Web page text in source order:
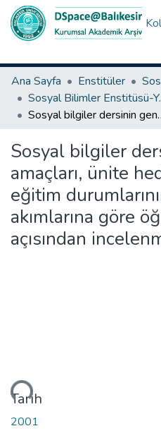
Ana Sayfa
Enstitüler
Sosyal
Sosyal bilgiler dersinin genel amaçları, ünite
Sosyal bilgiler
amaçları, ünite
eğitim
akımlarına göre
açısından
Tarih
2001